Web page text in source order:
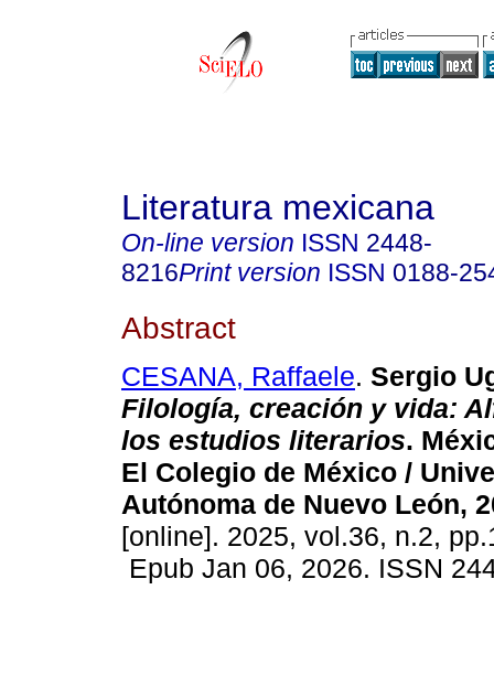
Literatura mexicana
On-line version ISSN 2448-
8216Print version ISSN 0188-
Abstract
CESANA, Raffaele. Sergio
Filología, creación y vida:
los estudios literarios.
El Colegio de México /
Autónoma de Nuevo León,
[online]. 2025, vol.36, n.2,
Epub Jan 06, 2026. ISSN